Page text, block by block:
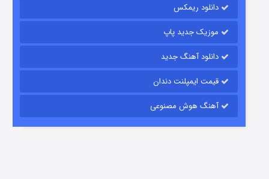
قسمتدانلود ریمکس
موزیک جدید پاپ
دانلود آهنگ جدید
قیمت ایمپلنت دندان
آهنگ هوش مصنوعی